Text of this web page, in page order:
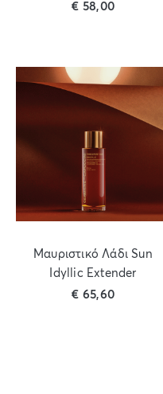
€ 58,00
Μαυριστικό Λάδι Sun
Idyllic Extender
€ 65,60